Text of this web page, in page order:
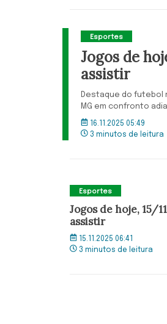
Esportes
Jogos de
assistir
Destaque do futebol
MG em confronto
16.11.2025 05:49
3 minutos de leitura
Esportes
Jogos de hoje, 15/
assistir
15.11.2025 06:41
3 minutos de leitura